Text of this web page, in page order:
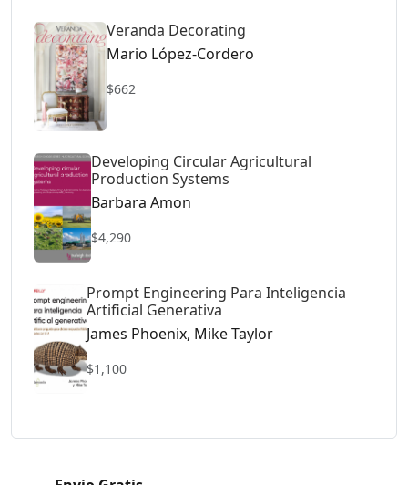
Veranda Decorating
Mario López-Cordero
$662
Developing Circular Agricultural
Production Systems
Barbara Amon
$4,290
Prompt Engineering Para Inteligencia
Artificial Generativa
James Phoenix, Mike Taylor
$1,100